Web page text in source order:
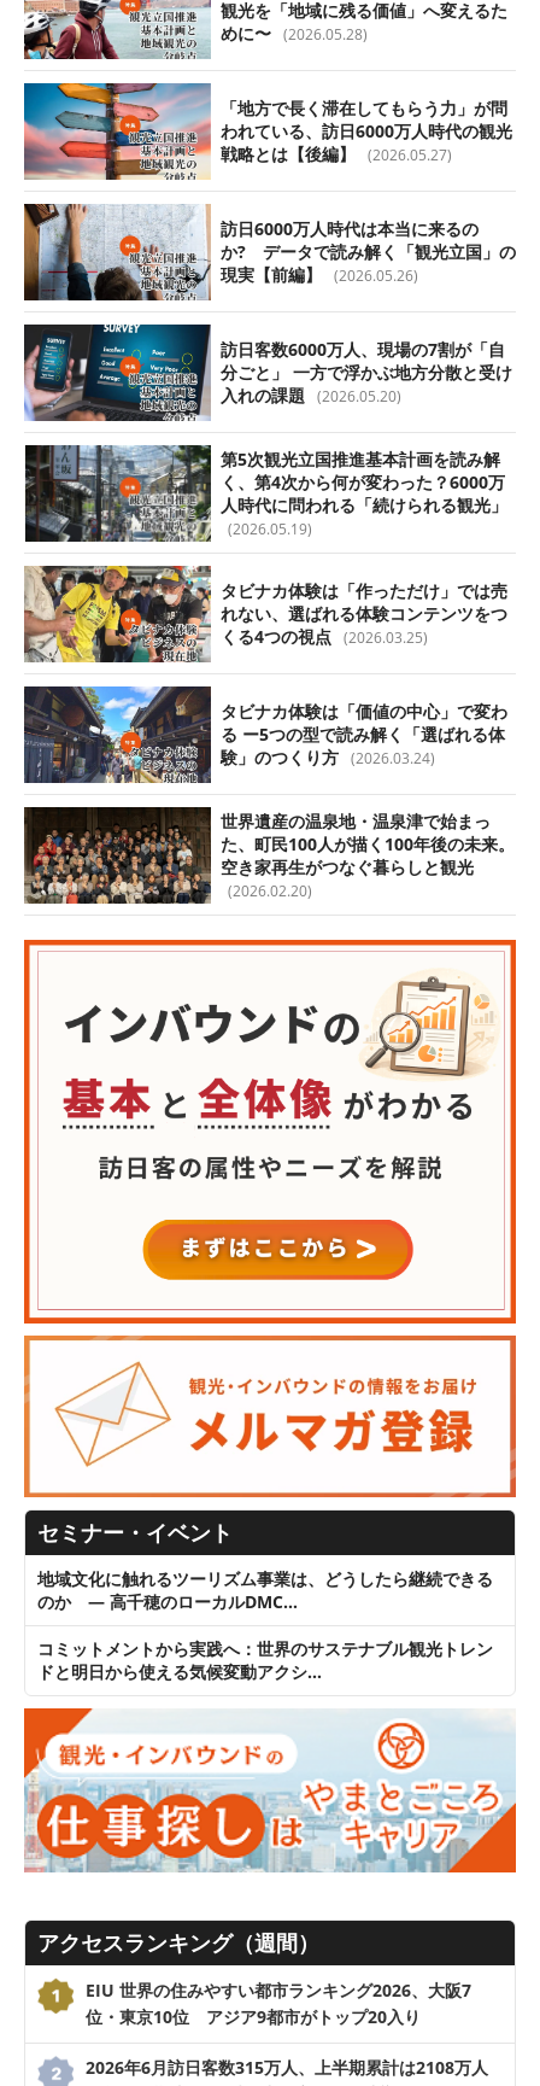
観光を「地域に残る価値」へ変えるた
めに〜 (2026.05.28)
「地方で長く滞在してもらう力」が問
われている、訪日6000万人時代の観光
戦略とは【後編】
(2026.05.27)
訪日6000万人時代は本当に来るの
か? データで読み解く「観光立国」の
現実【前編】
(2026.05.26)
訪日客数6000万人、現場の7割が「自
分ごと」 一方で浮かぶ地方分散と受け
入れの課題
(2026.05.20)
第5次観光立国推進基本計画を読み解
く、第4次から何が変わった？6000万
人時代に問われる「続けられる観光」
(2026.05.19)
タビナカ体験は「作っただけ」では売
れない、選ばれる体験コンテンツをつ
くる4つの視点 (2026.03.25)
タビナカ体験は「価値の中心」で変わ
る ー5つの型で読み解く「選ばれる体
験」のつくり方 (2026.03.24)
世界遺産の温泉地・温泉津で始まっ
た、町民100人が描く100年後の未来。
空き家再生がつなぐ暮らしと観光
(2026.02.20)
セミナー・イベント
地域文化に触れるツーリズム事業は、どうしたら継続できる
のか ― 高千穂のローカルDMC…
コミットメントから実践へ：世界のサステナブル観光トレン
ドと明日から使える気候変動アクシ…
アクセスランキング（週間）
EIU 世界の住みやすい都市ランキング2026、大阪7
位・東京10位 アジア9都市がトップ20入り
2026年6月訪日客数315万人、上半期累計は2108万人